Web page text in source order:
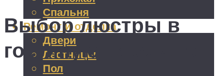
Спальня
Ремонт и отделка
Двери
Лестницы
Пол
Выбор люстры в
гостиную: 3 совета